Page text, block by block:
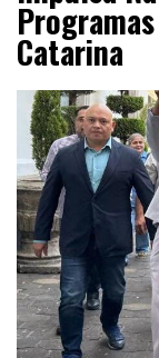
Catarina